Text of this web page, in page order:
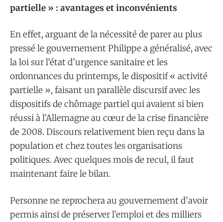
partielle » : avantages et inconvénients
En effet, arguant de la nécessité de parer au plus
pressé le gouvernement Philippe a généralisé, avec
la loi sur l’état d’urgence sanitaire et les
ordonnances du printemps, le dispositif « activité
partielle », faisant un parallèle discursif avec les
dispositifs de chômage partiel qui avaient si bien
réussi à l’Allemagne au cœur de la crise financière
de 2008. Discours relativement bien reçu dans la
population et chez toutes les organisations
politiques. Avec quelques mois de recul, il faut
maintenant faire le bilan.
Personne ne reprochera au gouvernement d’avoir
permis ainsi de préserver l’emploi et des milliers